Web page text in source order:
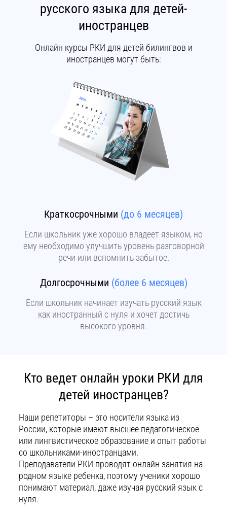
русского языка для детей-
иностранцев
Онлайн курсы РКИ для детей билингвов и
иностранцев могут быть:
Краткосрочными (до 6 месяцев)
Если школьник уже хорошо владеет языком, но
ему необходимо улучшить уровень разговорной
речи или вспомнить забытое.
Долгосрочными (более 6 месяцев)
Если школьник начинает изучать русский язык
как иностранный с нуля и хочет достичь
высокого уровня.
Кто ведет онлайн уроки РКИ для
детей иностранцев?
Наши репетиторы – это носители языка из
России, которые имеют высшее педагогическое
или лингвистическое образование и опыт работы
со школьниками-иностранцами.
Преподаватели РКИ проводят онлайн занятия на
родном языке ребенка, поэтому ученики хорошо
понимают материал, даже изучая русский язык с
нуля.